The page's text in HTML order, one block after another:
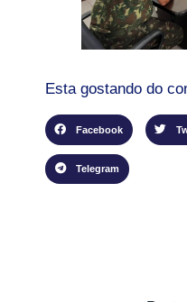
Esta gostando do
Facebook
Telegram